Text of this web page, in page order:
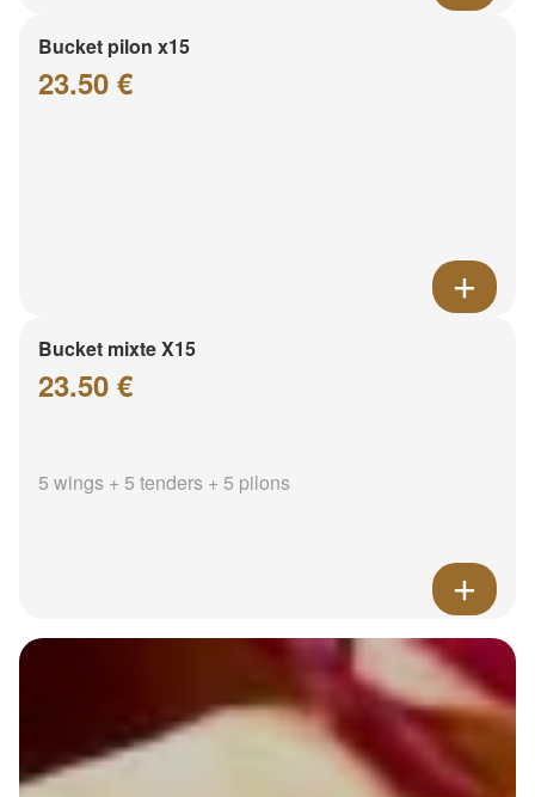
Bucket pilon x15
23.50 €
Bucket mixte X15
23.50 €
5 wings + 5 tenders + 5 pilons